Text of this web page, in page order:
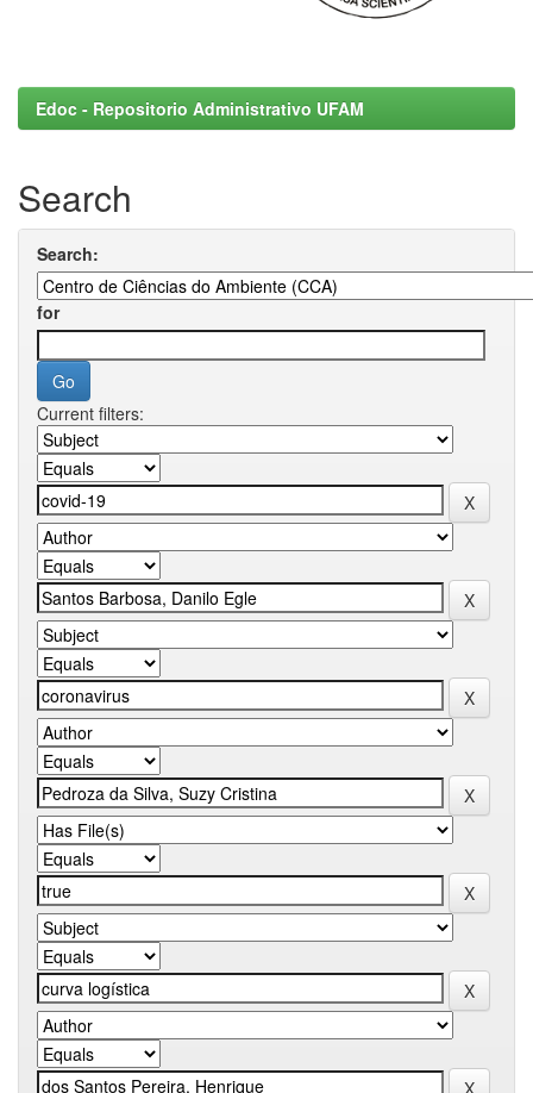
Edoc - Repositorio Administrativo UFAM
Search
Search:
for
Current filters: